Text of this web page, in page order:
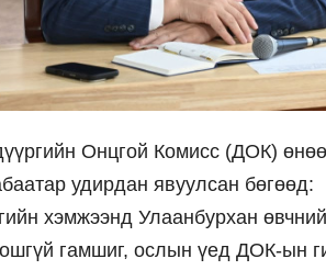
Онцгой Комисс (ДОК)
удирдан явуулсан бөгөөд:
хэмжээнд Улаанбурхан
гамшиг, ослын үед ДОК-ын